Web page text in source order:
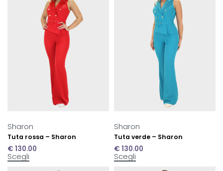
Sharon
Tuta rossa – Sharon
€ 130.00
Scegli
Sharon
Tuta verde – Sharon
€ 130.00
Scegli